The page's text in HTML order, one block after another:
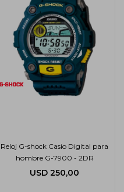
Reloj G-shock Casio Digital para
hombre G-7900 - 2DR
USD 250,00